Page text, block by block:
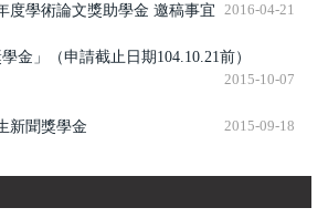
度學術論文獎助學金 邀稿事宜 2016-04-21
金」（申請截止日期104.10.21前）
2015-10-07
新聞獎學金 2015-09-18